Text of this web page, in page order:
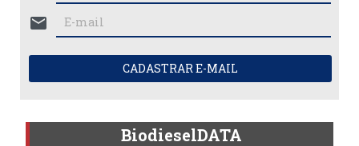
mail
CADASTRAR E-MAIL
BiodieselDATA